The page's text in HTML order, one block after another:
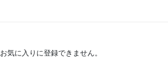
に入りに登録できません。